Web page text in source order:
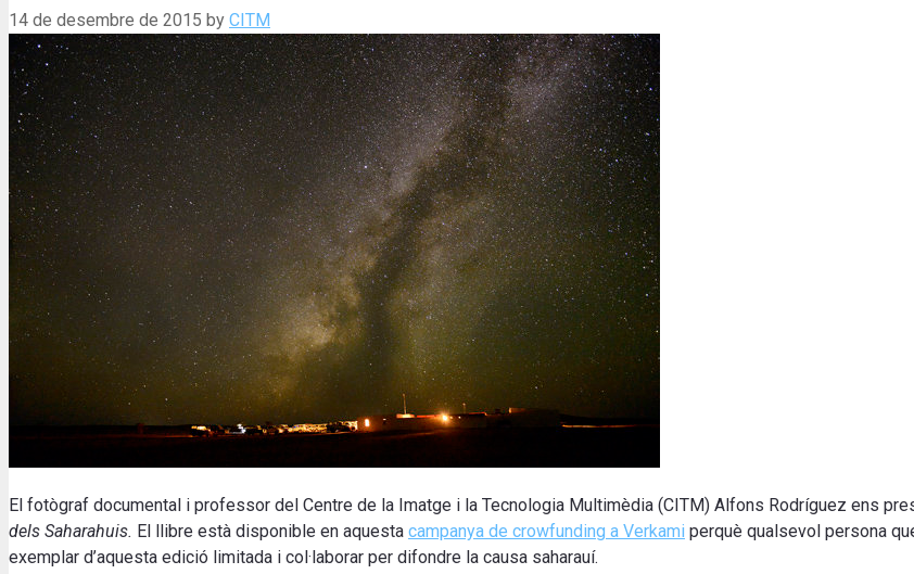
14 de desembre de 2015 by CITM
El fotògraf documental i professor del Centre de la Imatge i la Tecnologia Multimèdia (CITM) Alfons Rodríguez ens
dels Saharahuis. El llibre està disponible en aquesta campanya de crowfunding a Verkami perquè qualsevol persona
exemplar d’aquesta edició limitada i col·laborar per difondre la causa saharauí.